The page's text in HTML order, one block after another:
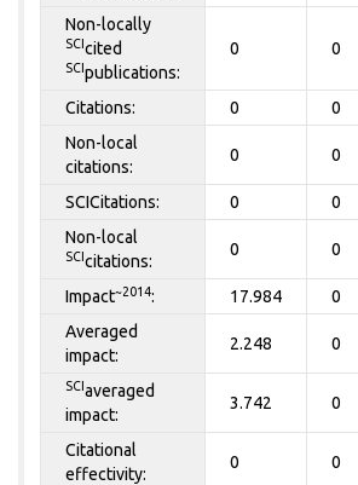
Non-locally
SCIcited
SCIpublications:
0 0
Citations: 0 0
Non-local
citations:
0 0
SCICitations: 0 0
Non-local
SCIcitations:
0 0
Impact~2014: 17.984 0
Averaged
impact:
2.248 0
SCIaveraged
impact:
3.742 0
Citational
effectivity:
0 0